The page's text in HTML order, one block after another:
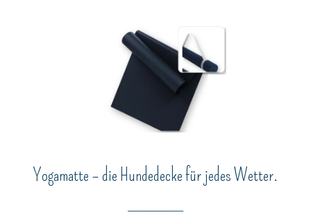
Yogamatte – die Hundedecke für jedes Wetter.